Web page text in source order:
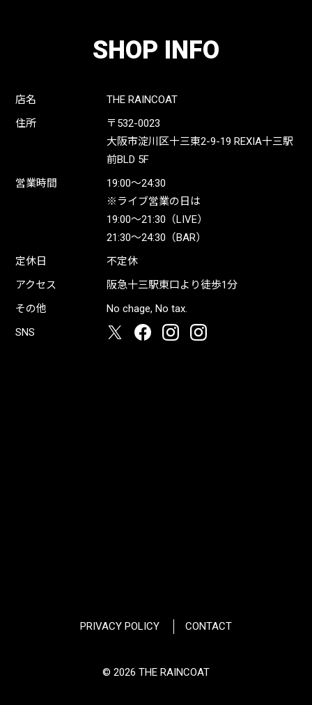
SHOP INFO
店名
THE RAINCOAT
住所
〒532-0023
大阪市淀川区十三東2-9-19 REXIA十三駅
前BLD 5F
営業時間
19:00〜24:30
※ライブ営業の日は
19:00〜21:30（LIVE）
21:30〜24:30（BAR）
定休日
不定休
アクセス
阪急十三駅東口より徒歩1分
その他
No chage, No tax.
SNS
PRIVACY POLICY CONTACT
© 2026 THE RAINCOAT